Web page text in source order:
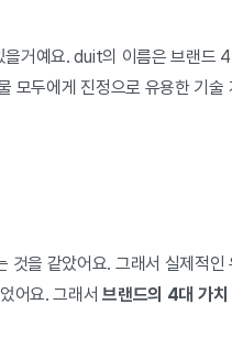
거예요. duit의 이름은 브랜드
모두에게 진정으로 유용한 기술
을 같았어요. 그래서 실제적인
어요. 그래서브랜드의 4대 가